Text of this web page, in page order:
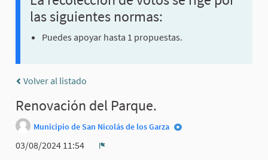
las siguientes normas:
Puedes apoyar hasta 1 propuestas.
Volver al listado
Renovación del Parque.
Municipio de San Nicolás de los Garza
03/08/2024 11:54